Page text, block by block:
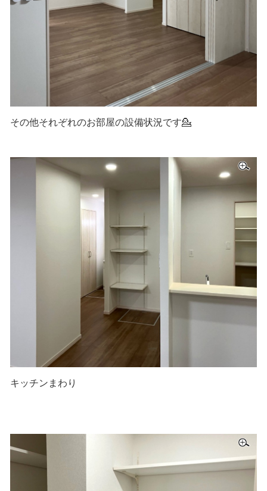
その他それぞれのお部屋の設備状況です💁
キッチンまわり